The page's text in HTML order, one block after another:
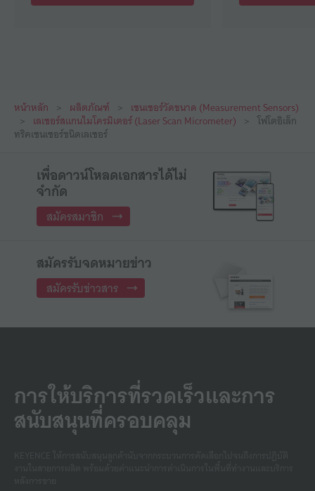
หน้าหลัก ผลิตภัณฑ์ เซนเซอร์วัดขนาด (Measurement Sensors)
เลเซอร์สแกนไมโครมิเตอร์ (Laser Scan Micrometer) โฟโตอิเล็ก
ทริคเซนเซอร์ชนิดเลเซอร์
เพื่อดาวน์โหลดเอกสารได้ไม่
จำกัด
สมัครสมาชิก
สมัครรับจดหมายข่าว
สมัครรับข่าวสาร
การให้บริการที่รวดเร็วและการ
สนับสนุนที่ครอบคลุม